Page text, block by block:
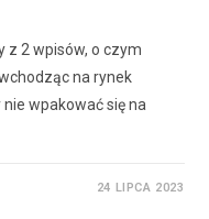
z 2 wpisów, o czym
na rynek
wpakować się na
24 LIPCA 2023